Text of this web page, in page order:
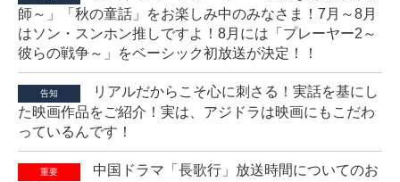
師～」「秋の童話」をお楽しみ中のみなさま！7月～8月
はソン・スンホン推しですよ！8月には「プレーヤー2～
彼らの戦争～」をベーシック初放送が決定！！
告知
リアルだからこそ心に刺さる！実話を基にし
た映画作品をご紹介！実は、アジドラは映画にもこだわ
っているんです！
重要
中国ドラマ「長歌行」放送時間についてのお